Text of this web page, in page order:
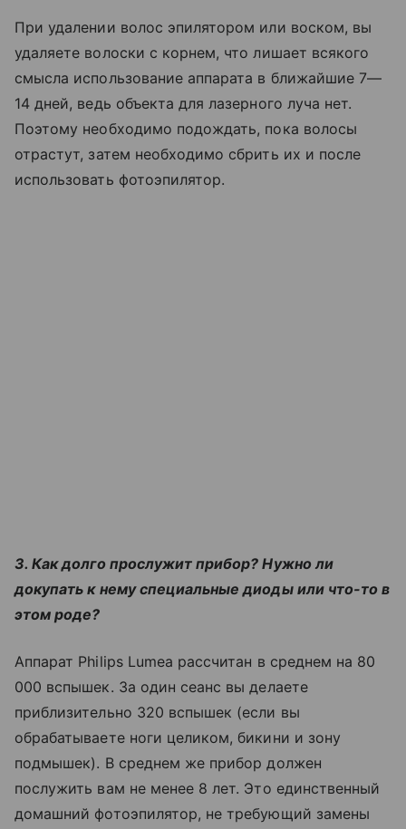
При удалении волос эпилятором или воском, вы
удаляете волоски с корнем, что лишает всякого
смысла использование аппарата в ближайшие 7—
14 дней, ведь объекта для лазерного луча нет.
Поэтому необходимо подождать, пока волосы
отрастут, затем необходимо сбрить их и после
использовать фотоэпилятор.
3. Как долго прослужит прибор? Нужно ли
докупать к нему специальные диоды или что-то в
этом роде?
Аппарат Philips Lumea рассчитан в среднем на 80
000 вспышек. За один сеанс вы делаете
приблизительно 320 вспышек (если вы
обрабатываете ноги целиком, бикини и зону
подмышек). В среднем же прибор должен
послужить вам не менее 8 лет. Это единственный
домашний фотоэпилятор, не требующий замены